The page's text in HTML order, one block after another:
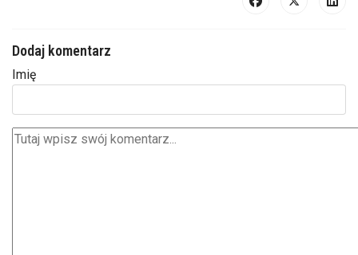
Dodaj komentarz
Imię